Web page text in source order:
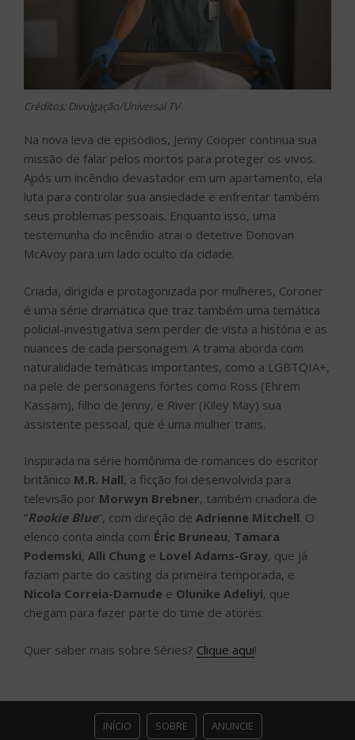
Créditos: Divulgação/Universal TV
Na nova leva de episódios, Jenny Cooper continua sua
missão de falar pelos mortos para proteger os vivos.
Após um incêndio devastador em um apartamento, ela
luta para controlar sua ansiedade e enfrentar também
seus problemas pessoais. Enquanto isso, uma
testemunha do incêndio atrai o detetive Donovan
McAvoy para um lado oculto da cidade.
Criada, dirigida e protagonizada por mulheres, Coroner
é uma série dramática que traz também uma temática
policial-investigativa sem perder de vista a história e as
nuances de cada personagem. A trama aborda com
naturalidade temáticas importantes, como a LGBTQIA+,
na pele de personagens fortes como Ross (Ehrem
Kassam), filho de Jenny, e River (Kiley May) sua
assistente pessoal, que é uma mulher trans.
Inspirada na série homônima de romances do escritor
britânico M.R. Hall, a ficção foi desenvolvida para
televisão por Morwyn Brebner, também criadora de
“Rookie Blue“, com direção de Adrienne Mitchell. O
elenco conta ainda com Éric Bruneau, Tamara
Podemski, Alli Chung e Lovel Adams-Gray, que já
faziam parte do casting da primeira temporada, e
Nicola Correia-Damude e Olunike Adeliyi, que
chegam para fazer parte do time de atores.
Quer saber mais sobre Séries? Clique aqui!
INÍCIO SOBRE ANUNCIE